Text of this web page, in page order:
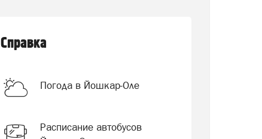
Справка
Погода в Йошкар-Оле
Расписание автобусов